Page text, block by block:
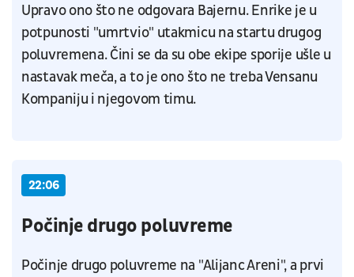
Upravo ono što ne odgovara Bajernu. Enrike je u
potpunosti "umrtvio" utakmicu na startu drugog
poluvremena. Čini se da su obe ekipe sporije ušle u
nastavak meča, a to je ono što ne treba Vensanu
Kompaniju i njegovom timu.
22:06
Počinje drugo poluvreme
Počinje drugo poluvreme na "Alijanc Areni", a prvi